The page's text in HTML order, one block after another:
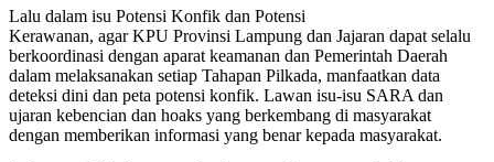
Lalu dalam isu Potensi Konfik dan Potensi
Kerawanan, agar KPU Provinsi Lampung dan Jajaran dapat selalu
berkoordinasi dengan aparat keamanan dan Pemerintah Daerah
dalam melaksanakan setiap Tahapan Pilkada, manfaatkan data
deteksi dini dan peta potensi konfik. Lawan isu-isu SARA dan
ujaran kebencian dan hoaks yang berkembang di masyarakat
dengan memberikan informasi yang benar kepada masyarakat.